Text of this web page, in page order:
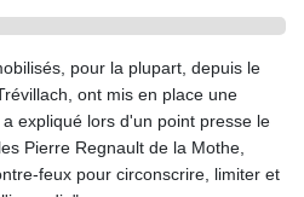
HKD 9.067746
HNL 31.077375
HRK 7.536622
HTG 151.150865
HUF 363.096405
IDR 20580.370421
pour la plupart, depuis le
ont mis en place une
expliqué lors d'un point presse le
Pierre Regnault de la Mothe,
feux pour circonscrire, limiter et